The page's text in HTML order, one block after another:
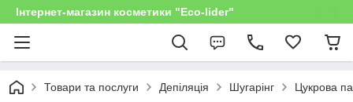
Інтернет-магазин косметики "Eco-lider"
Товари та послуги Депіляція Шугарінг Цукрова